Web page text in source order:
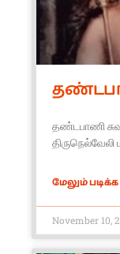
தண்டபாணி
மேலும் படிக்க
November 10,